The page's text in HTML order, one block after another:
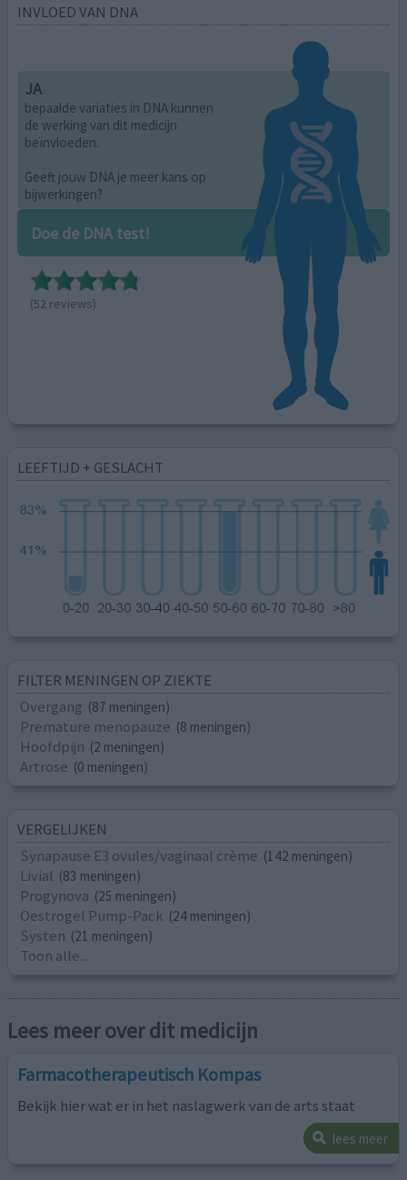
INVLOED VAN DNA
JA
bepaalde variaties in DNA kunnen
de werking van dit medicijn
beïnvloeden.
Geeft jouw DNA je meer kans op
bijwerkingen?
Doe de DNA test!
(52 reviews)
LEEFTIJD + GESLACHT
FILTER MENINGEN OP ZIEKTE
Overgang (87 meningen)
Premature menopauze (8 meningen)
Hoofdpijn (2 meningen)
Artrose (0 meningen)
VERGELIJKEN
Synapause E3 ovules/vaginaal crème (142 meningen)
Livial (83 meningen)
Progynova (25 meningen)
Oestrogel Pump-Pack (24 meningen)
Systen (21 meningen)
Toon alle...
Lees meer over dit medicijn
Farmacotherapeutisch Kompas
Bekijk hier wat er in het naslagwerk van de arts staat
lees meer